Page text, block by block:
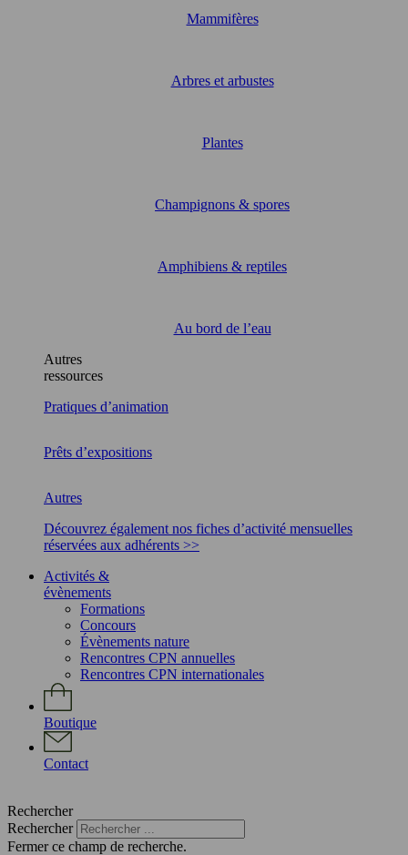
Mammifères
Arbres et arbustes
Plantes
Champignons & spores
Amphibiens & reptiles
Au bord de l’eau
Autres
ressources
Pratiques d’animation
Prêts d’expositions
Autres
Découvrez également nos fiches d’activité mensuelles
réservées aux adhérents >>
Activités &
évènements
Formations
Concours
Évènements nature
Rencontres CPN annuelles
Rencontres CPN internationales
Boutique
Contact
Rechercher
Rechercher
Fermer ce champ de recherche.